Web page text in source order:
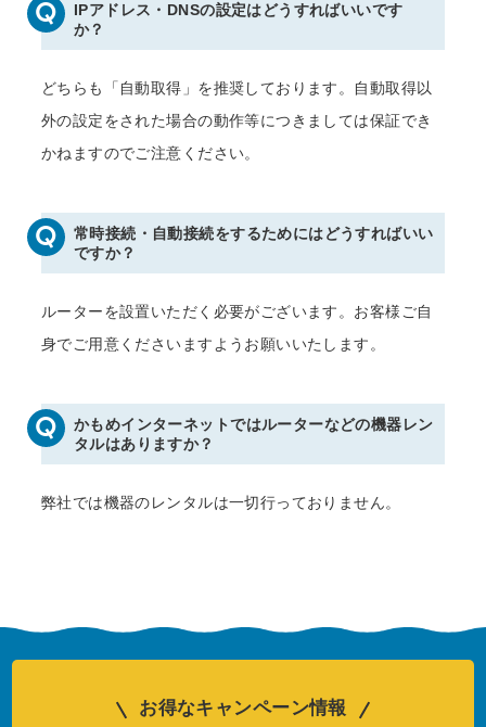
IPアドレス・DNSの設定はどうすればいいです
か？
どちらも「自動取得」を推奨しております。自動取得以
外の設定をされた場合の動作等につきましては保証でき
かねますのでご注意ください。
常時接続・自動接続をするためにはどうすればいい
ですか？
ルーターを設置いただく必要がございます。お客様ご自
身でご用意くださいますようお願いいたします。
かもめインターネットではルーターなどの機器レン
タルはありますか？
弊社では機器のレンタルは一切行っておりません。
お得なキャンペーン情報